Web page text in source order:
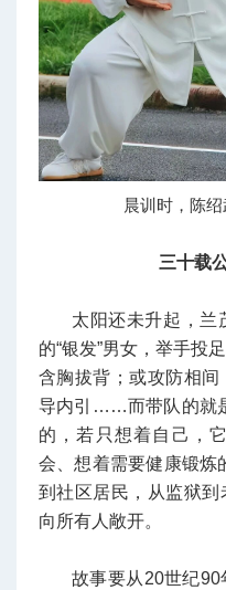
晨训时，陈
三十载
太阳还未升起，兰
的“银发”男女，举手投
含胸拔背；或攻防相
导内引……而带队的就
的，若只想着自己，
会、想着需要健康锻炼
到社区居民，从监狱
向所有人敞开。
故事要从20世纪